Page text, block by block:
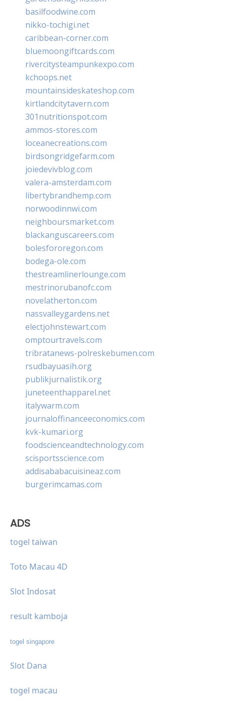
basilfoodwine.com
nikko-tochigi.net
caribbean-corner.com
bluemoongiftcards.com
rivercitysteampunkexpo.com
kchoops.net
mountainsideskateshop.com
kirtlandcitytavern.com
301nutritionspot.com
ammos-stores.com
loceanecreations.com
birdsongridgefarm.com
joiedevivblog.com
valera-amsterdam.com
libertybrandhemp.com
norwoodinnwi.com
neighboursmarket.com
blackanguscareers.com
bolesfororegon.com
bodega-ole.com
thestreamlinerlounge.com
mestrinorubanofc.com
novelatherton.com
nassvalleygardens.net
electjohnstewart.com
omptourtravels.com
tribratanews-polreskebumen.com
rsudbayuasih.org
publikjurnalistik.org
juneteenthapparel.net
italywarm.com
journaloffinanceeconomics.com
kvk-kumari.org
foodscienceandtechnology.com
scisportsscience.com
addisababacuisineaz.com
burgerimcamas.com
ADS
togel taiwan
Toto Macau 4D
Slot Indosat
result kamboja
togel singapore
Slot Dana
togel macau